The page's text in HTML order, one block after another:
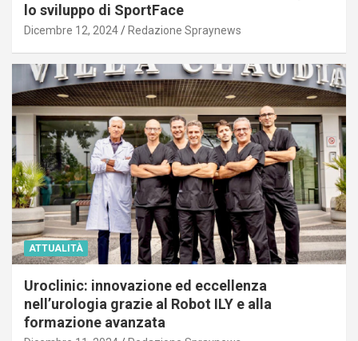
lo sviluppo di SportFace
Dicembre 12, 2024 Redazione Spraynews
ATTUALITÀ
Uroclinic: innovazione ed eccellenza
nell’urologia grazie al Robot ILY e alla
formazione avanzata